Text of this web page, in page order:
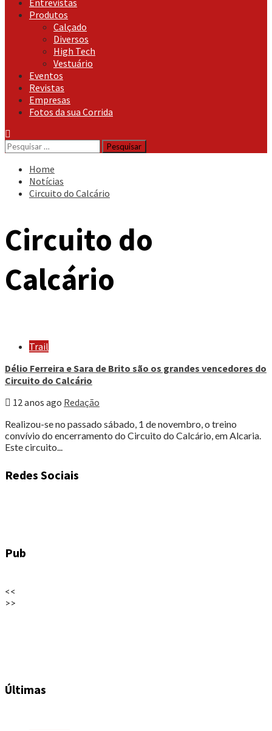
Entrevistas
Produtos
Calçado
Diversos
High Tech
Vestuário
Eventos
Revistas
Empresas
Fotos da sua Corrida
Pesquisar
por:
Home
Notícias
Circuito do Calcário
Circuito do
Calcário
Trail
Délio Ferreira e Sara de Brito são os grandes vencedores do
Circuito do Calcário
12 anos ago Redação
Realizou-se no passado sábado, 1 de novembro, o treino
convívio do encerramento do Circuito do Calcário, em Alcaria.
Este circuito...
Redes Sociais
Pub
<<
>>
Últimas